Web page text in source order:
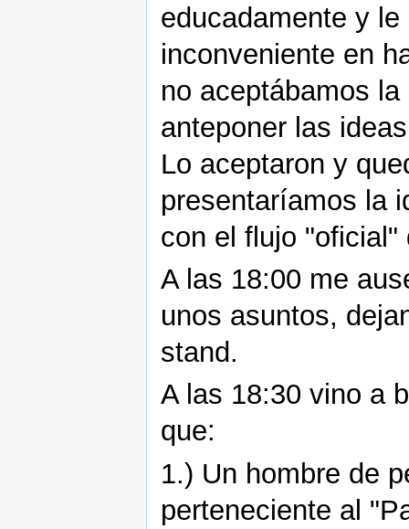
educadamente y
inconveniente en
no aceptábamos
anteponer las
Lo aceptaron y
presentaríamos la
con el flujo "oficial"
A las 18:00 me
unos asuntos,
stand.
A las 18:30 vino a
que:
1.) Un hombre de
perteneciente al